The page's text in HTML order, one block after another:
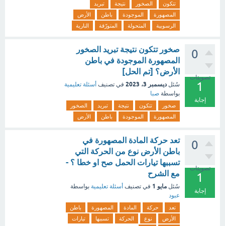
تتكون الصخور نتيجة
تبريد
المصهورة
الموجودة باطن
الأرض
الرسوبية
المتحولة المتورّقة النارية
0
تصويتات
1
إجابة
صخور تتكون نتيجة تبريد الصخور
المصهورة الموجودة في باطن
الأرض؟ [تم الحل]
سُئل ديسمبر 3، 2023 في تصنيف أسئلة تعليمية
بواسطة صبا
صخور تتكون نتيجة تبريد
الصخور
المصهورة
الموجودة باطن الأرض
0
تصويتات
1
إجابة
تعد حركة المادة المصهورة في
باطن الأرض نوع من الحركة التي
تسببها تيارات الحمل صح او خطا ؟ -
مع الشرح
سُئل مايو 1 في تصنيف أسئلة تعليمية بواسطة
عبود
تعد حركة المادة المصهورة
باطن
الأرض
نوع الحركة تسببها
تيارات